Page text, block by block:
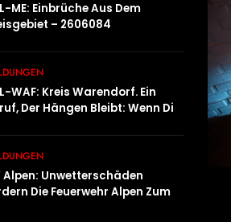
ME: Einbrüche Aus Dem
– 2606084
WAF: Kreis Warendorf. Ein
Der Hängen Bleibt: Wenn Die
Einholt
Alpen: Unwetterschäden
Die Feuerwehr Alpen Zum